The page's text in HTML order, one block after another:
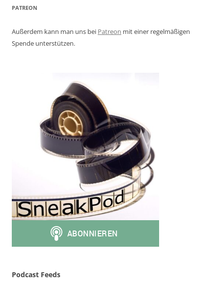
PATREON
Außerdem kann man uns bei Patreon mit einer regelmäßigen
Spende unterstützen.
Podcast Feeds